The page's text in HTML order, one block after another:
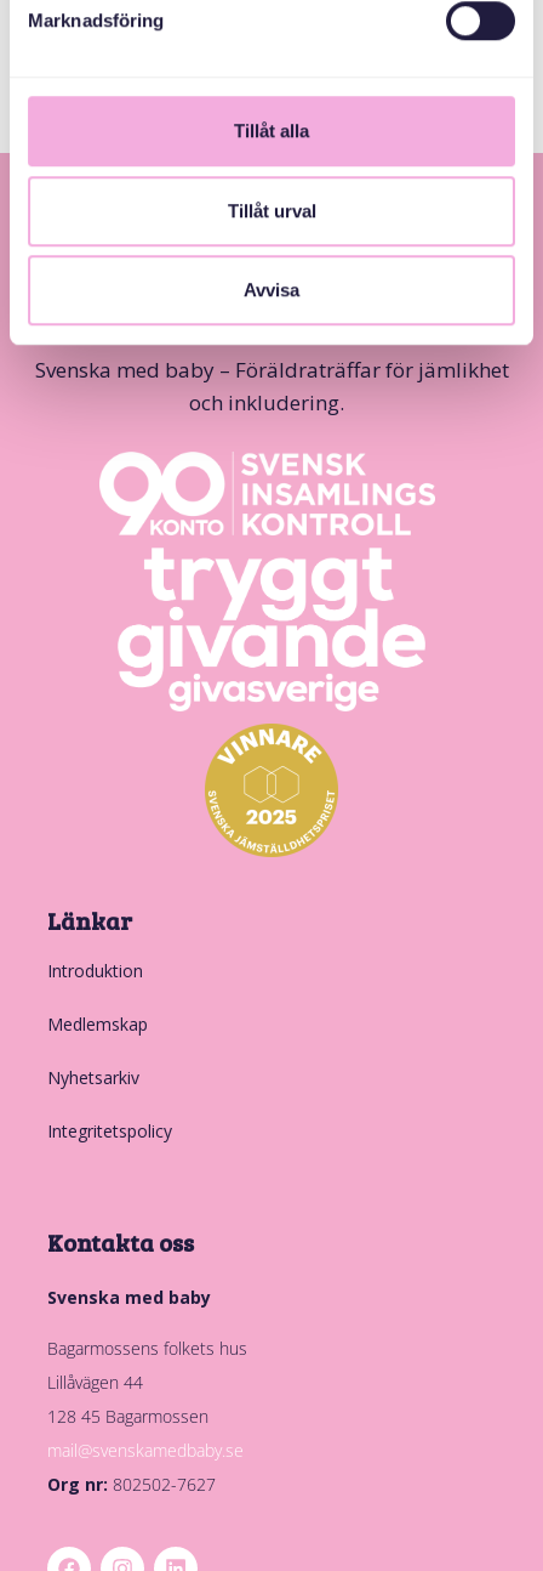
Marknadsföring
Tillåt alla
Tillåt urval
Avvisa
bokningen@svenskamedbaby.se
Svenska med baby – Föräldraträffar för jämlikhet
och inkludering.
Länkar
Introduktion
Medlemskap
Nyhetsarkiv
Integritetspolicy
Kontakta oss
Svenska med baby
Bagarmossens folkets hus
Lillåvägen 44
128 45 Bagarmossen
mail@svenskamedbaby.se
Org nr: 802502-7627